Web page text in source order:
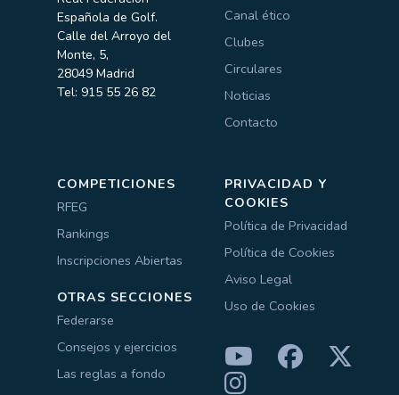
Española de Golf.
Calle del Arroyo del
Monte, 5,
28049 Madrid
Tel: 915 55 26 82
Canal ético
Clubes
Circulares
Noticias
Contacto
COMPETICIONES
RFEG
Rankings
Inscripciones Abiertas
OTRAS SECCIONES
Federarse
Consejos y ejercicios
Las reglas a fondo
PRIVACIDAD Y
COOKIES
Política de Privacidad
Política de Cookies
Aviso Legal
Uso de Cookies